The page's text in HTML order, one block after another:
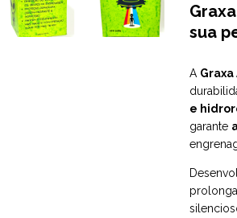
sua
A Graxa
e
garante